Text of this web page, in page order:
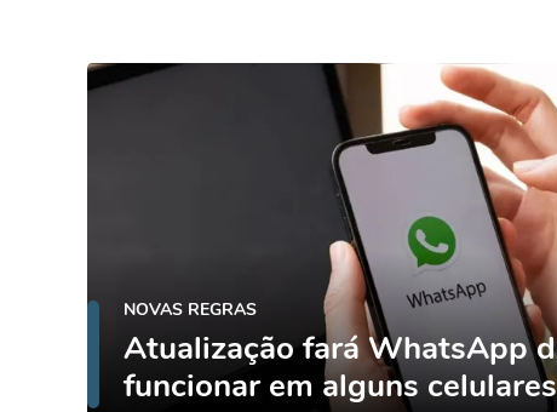
NOVAS REGRAS
Atualização fará WhatsApp
funcionar em alguns celulares